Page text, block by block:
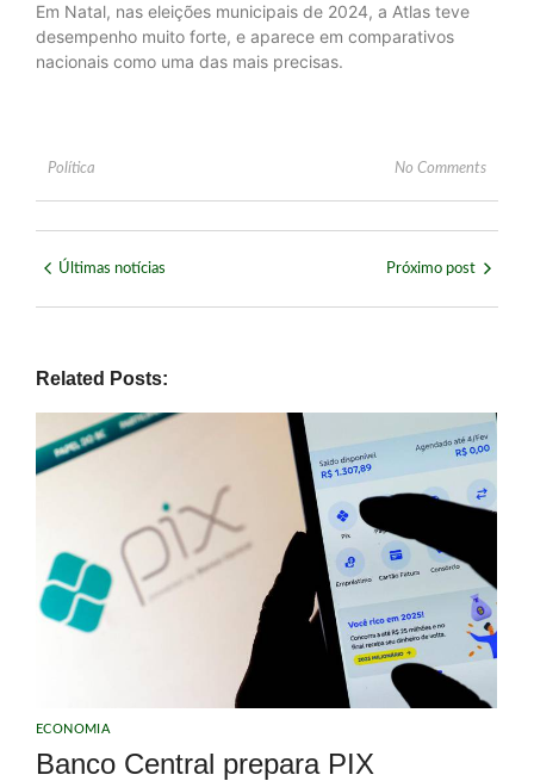
Em Natal, nas eleições municipais de 2024, a Atlas teve
desempenho muito forte, e aparece em comparativos
nacionais como uma das mais precisas.
Política No Comments
Últimas notícias Próximo post
Related Posts:
ECONOMIA
Banco Central prepara PIX